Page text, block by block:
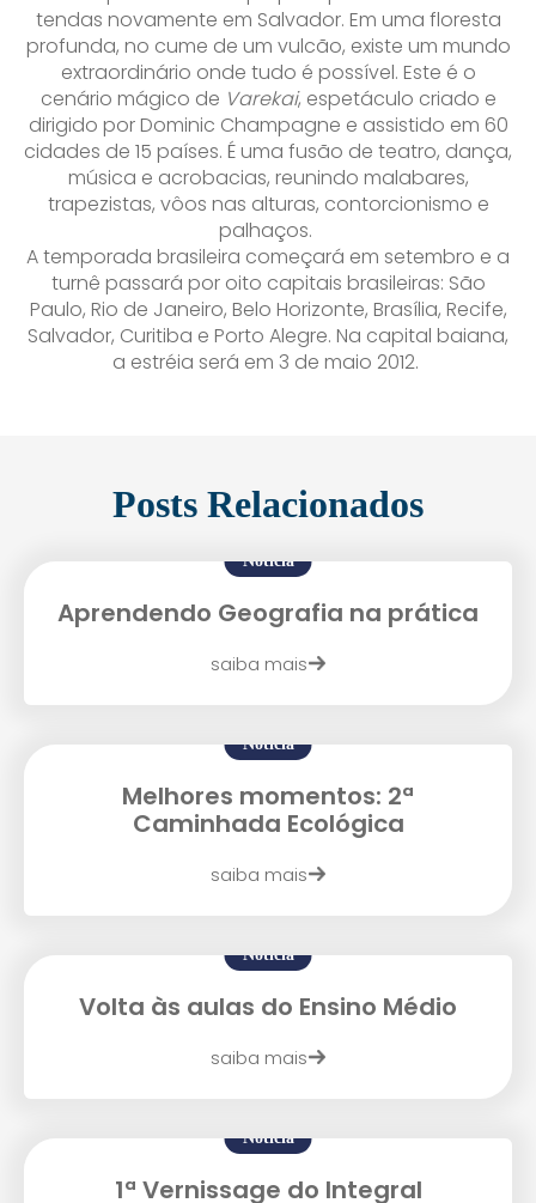
tendas novamente em Salvador. Em uma floresta
profunda, no cume de um vulcão, existe um mundo
extraordinário onde tudo é possível. Este é o
cenário mágico de Varekai, espetáculo criado e
dirigido por Dominic Champagne e assistido em 60
cidades de 15 países. É uma fusão de teatro, dança,
música e acrobacias, reunindo malabares,
trapezistas, vôos nas alturas, contorcionismo e
palhaços.
A temporada brasileira começará em setembro e a
turnê passará por oito capitais brasileiras: São
Paulo, Rio de Janeiro, Belo Horizonte, Brasília, Recife,
Salvador, Curitiba e Porto Alegre. Na capital baiana,
a estréia será em 3 de maio 2012.
Posts Relacionados
Notícia
Aprendendo Geografia na prática
saiba mais
Notícia
Melhores momentos: 2ª
Caminhada Ecológica
saiba mais
Notícia
Volta às aulas do Ensino Médio
saiba mais
Notícia
1ª Vernissage do Integral
Agende uma visita